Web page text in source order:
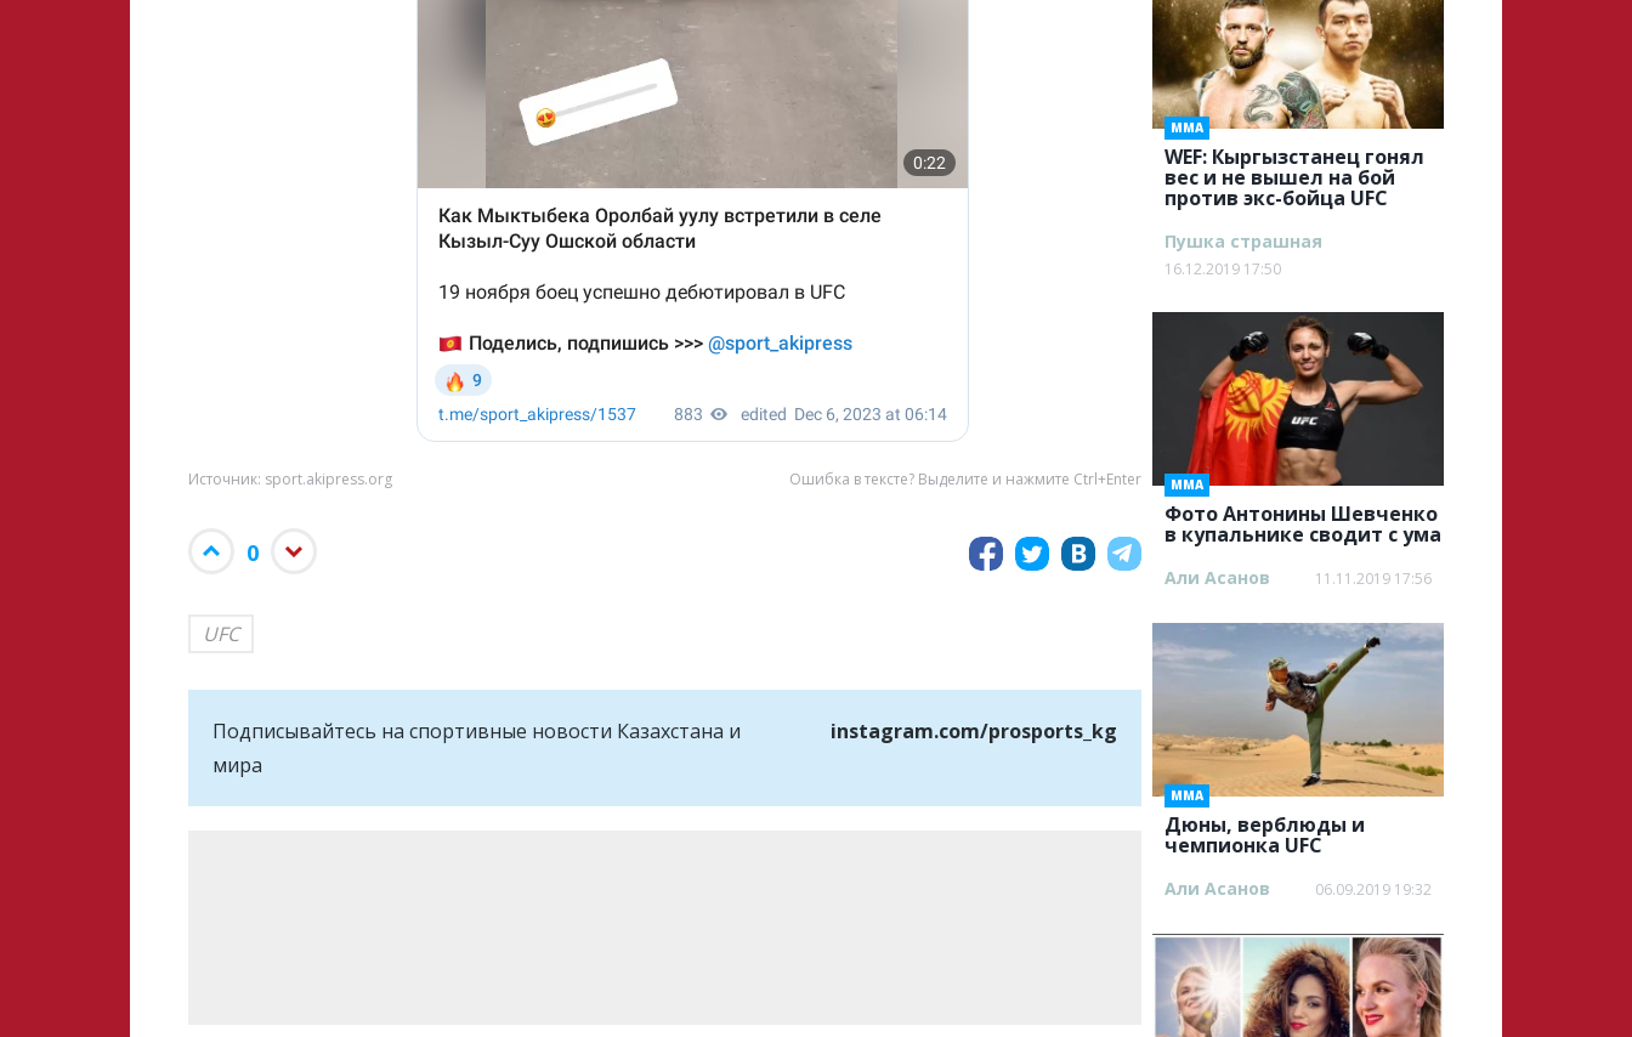
Источник: sport.akipress.org Ошибка в тексте? Выделите и нажмите Ctrl+Enter
0
UFC
Подписывайтесь на cпортивные новости Казахстана и
мира
instagram.com/prosports_kg
WEF: Кыргызстанец гонял
вес и не вышел на бой
против экс-бойца UFC
ММА
Пушка страшная
16.12.2019 17:50
Фото Антонины Шевченко
в купальнике сводит с ума
ММА
Али Асанов 11.11.2019 17:56
Дюны, верблюды и
чемпионка UFC
ММА
Али Асанов 06.09.2019 19:32